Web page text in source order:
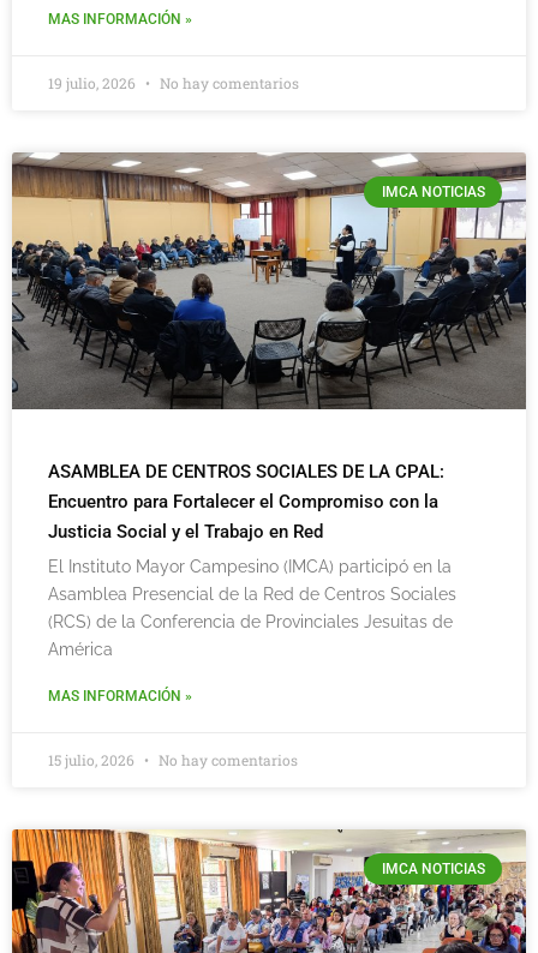
MAS INFORMACIÓN »
19 julio, 2026 No hay comentarios
IMCA NOTICIAS
ASAMBLEA DE CENTROS SOCIALES DE LA CPAL:
Encuentro para Fortalecer el Compromiso con la
Justicia Social y el Trabajo en Red
El Instituto Mayor Campesino (IMCA) participó en la
Asamblea Presencial de la Red de Centros Sociales
(RCS) de la Conferencia de Provinciales Jesuitas de
América
MAS INFORMACIÓN »
15 julio, 2026 No hay comentarios
IMCA NOTICIAS